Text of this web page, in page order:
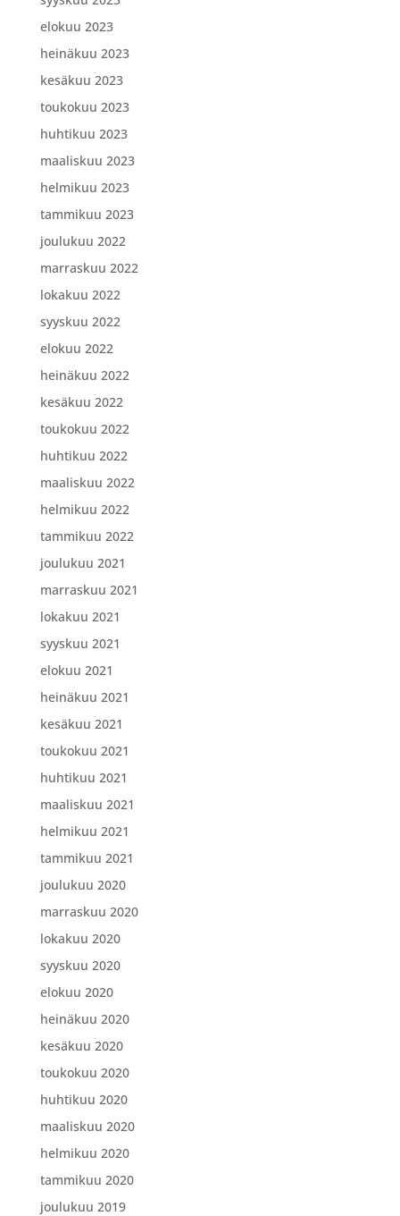
elokuu 2023
heinäkuu 2023
kesäkuu 2023
toukokuu 2023
huhtikuu 2023
maaliskuu 2023
helmikuu 2023
tammikuu 2023
joulukuu 2022
marraskuu 2022
lokakuu 2022
syyskuu 2022
elokuu 2022
heinäkuu 2022
kesäkuu 2022
toukokuu 2022
huhtikuu 2022
maaliskuu 2022
helmikuu 2022
tammikuu 2022
joulukuu 2021
marraskuu 2021
lokakuu 2021
syyskuu 2021
elokuu 2021
heinäkuu 2021
kesäkuu 2021
toukokuu 2021
huhtikuu 2021
maaliskuu 2021
helmikuu 2021
tammikuu 2021
joulukuu 2020
marraskuu 2020
lokakuu 2020
syyskuu 2020
elokuu 2020
heinäkuu 2020
kesäkuu 2020
toukokuu 2020
huhtikuu 2020
maaliskuu 2020
helmikuu 2020
tammikuu 2020
joulukuu 2019